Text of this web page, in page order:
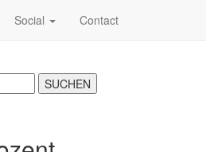
Social Contact